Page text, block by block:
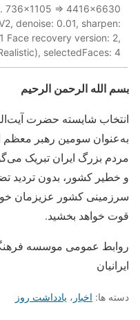
736x1105 => 4416x6630
denoise: 0.01, sharpen:
Face recovery version: 2,
selectedFaces: 4
بسم الله الرحمن الرحیم
انتخاب شایسته حضرت
به‌عنوان سومین رهبر معظم
مردم بزرگ ایران تبریک
و خطیر کشور، بدون تردید
سرزمینی کشور عزیزمان
قوت خواهد بخشید.
روابط عمومی موسسه
ایرانیان
دسته ها: اخبار ، یادداشت روز